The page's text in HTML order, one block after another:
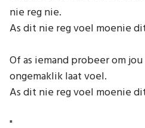
nie reg nie.
As dit nie reg voel moenie
Of as iemand probeer om
ongemaklik laat voel.
As dit nie reg voel moenie
"